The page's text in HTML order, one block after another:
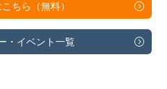
こちら（無料）
・ イベント一覧